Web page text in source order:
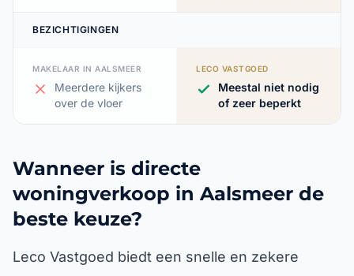
BEZICHTIGINGEN
MAKELAAR IN AALSMEER
Meerdere kijkers
over de vloer
LECO VASTGOED
Meestal niet nodig
of zeer beperkt
Wanneer is directe
woningverkoop in Aalsmeer de
beste keuze?
Leco Vastgoed biedt een snelle en zekere